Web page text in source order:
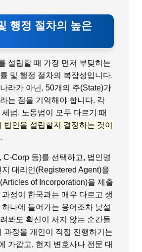
행정 절차의 높은
설립할 때 가장 먼저 부딪히는
및 행정 절차의 복잡성입니다.
라가 아닌, 50개의 주(State)가
는 점을 기억해야 합니다. 각
법, 노동법이 모두 다르기 때
법인을 설립할지 결정하는 것이
C-Corp 등)를 선택하고, 법인명
대리인(Registered Agent)을
of Incorporation)을 제출
정이 한국과는 매우 다르고 생
나에 들어가는 용어조차 낯설
봐도 확신이 서지 않는 순간들
과정을 개인이 직접 진행하기는
가깝고, 현지 변호사나 전문 대